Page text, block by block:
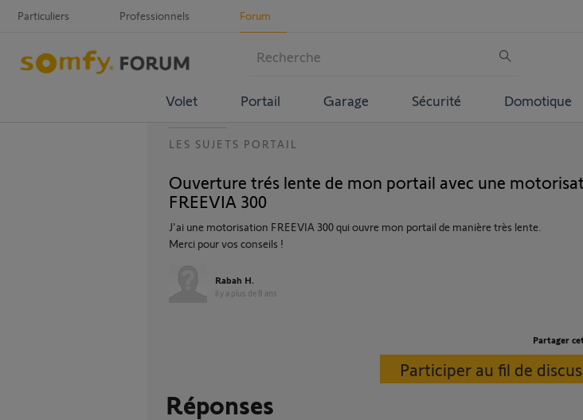
Particuliers Professionnels Forum
Volet Portail Garage Sécurité Domotique
LES SUJETS PORTAIL
Ouverture trés lente de mon portail avec une
FREEVIA 300
J'ai une motorisation FREEVIA 300 qui ouvre mon portail de manière très lente.
Merci pour vos conseils !
Rabah H.
il y a plus de 8 ans
Partager
Participer au fil de
Réponses